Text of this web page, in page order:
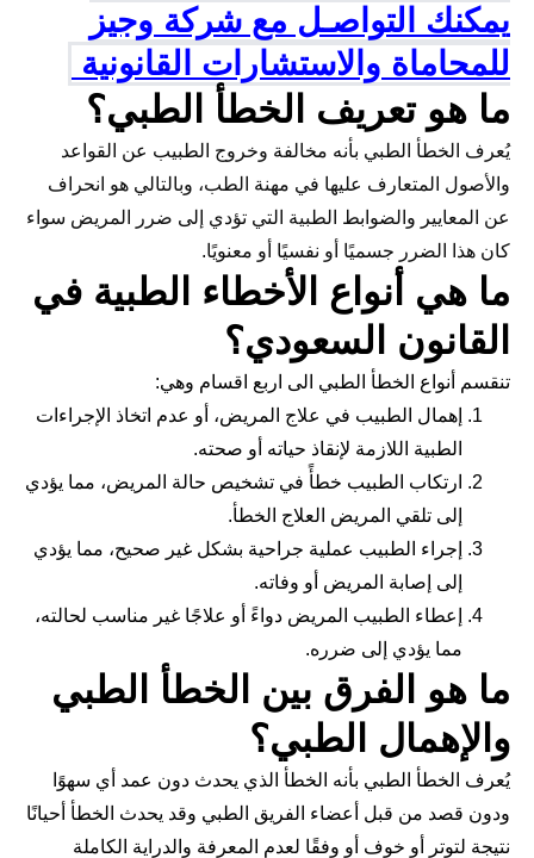
يمكنك
التواصـل مع شركة وجيز
للمحاماة والاستشارات القانونية
ما هو تعريف الخطأ الطبي؟
يُعرف الخطأ الطبي بأنه مخالفة وخروج الطبيب عن القواعد
والأصول المتعارف عليها في مهنة الطب، وبالتالي هو انحراف
عن المعايير والضوابط الطبية التي تؤدي إلى ضرر المريض سواء
كان هذا الضرر جسميًا أو نفسيًا أو معنويًا.
ما هي أنواع الأخطاء الطبية في
القانون السعودي؟
تنقسم أنواع الخطأ الطبي الى اربع اقسام وهي:
إهمال الطبيب في علاج المريض، أو عدم اتخاذ الإجراءات
الطبية اللازمة لإنقاذ حياته أو صحته.
ارتكاب الطبيب خطأً في تشخيص حالة المريض، مما يؤدي
إلى تلقي المريض العلاج الخطأ.
إجراء الطبيب عملية جراحية بشكل غير صحيح، مما يؤدي
إلى إصابة المريض أو وفاته.
إعطاء الطبيب المريض دواءً أو علاجًا غير مناسب لحالته،
مما يؤدي إلى ضرره.
ما هو الفرق بين الخطأ الطبي
والإهمال الطبي؟
يُعرف الخطأ الطبي بأنه الخطأ الذي يحدث دون عمد أي سهوًا
ودون قصد من قبل أعضاء الفريق الطبي وقد يحدث الخطأ أحيانًا
نتيجة لتوتر أو خوف أو وفقًا لعدم المعرفة والدراية الكاملة